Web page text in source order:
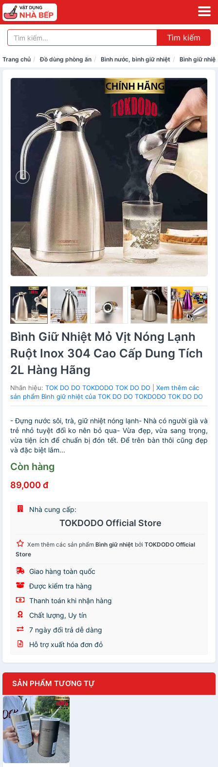
Tìm kiếm
Trang chủ Đồ dùng phòng ăn Bình nước, bình giữ nhiệt Bình giữ nhiệt
Bình Giữ Nhiệt Mỏ Vịt Nóng Lạnh
Ruột Inox 304 Cao Cấp Dung Tích
2L Hàng Hãng
Nhãn hiệu: TOK DO DO TOKDODO TOK DO DO
Xem thêm các
sản phẩm Bình giữ nhiệt của TOK DO DO TOKDODO TOK DO DO
- Đựng nước sôi, trà, giữ nhiệt nóng lạnh- Nhà có người già và
trẻ nhỏ tuyệt đối ko nên bỏ qua- Vừa đẹp, vừa sang trọng,
vừa tiện ích để chuẩn bị đón tết. Để trên bàn thôi cũng đẹp
và đặc biệt lắm...
Còn hàng
89,000 đ
Nhà cung cấp:
TOKDODO Official Store
Xem thêm các sản phẩm Bình giữ nhiệt bởi TOKDODO Official
Store
Giao hàng toàn quốc
Được kiểm tra hàng
Thanh toán khi nhận hàng
Chất lượng, Uy tín
7 ngày đổi trả dễ dàng
Hỗ trợ xuất hóa đơn đỏ
SẢN PHẨM TƯƠNG TỰ